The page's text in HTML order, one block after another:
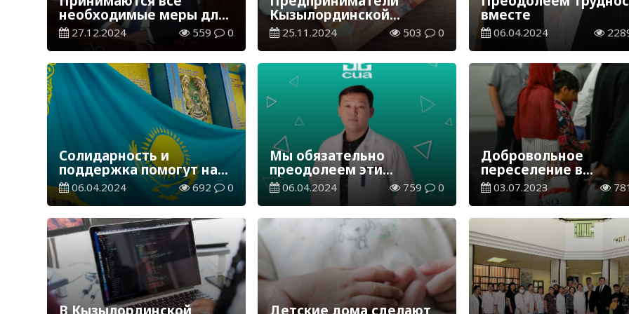
необходимые меры для
поддержки трудящихся
граждан
27.12.2024 559 0
Кызылординской
области сохранили
более 450 млн тенге
25.11.2024 503 0
вместе
06.04.2024
Солидарность и
поддержка помогут нам
преодолеть любые
вызовы
06.04.2024 692 0
Мы обязательно
преодолеем эти
трудности
06.04.2024 759 0
Добровольное
переселение в
трудодефицитные
регионы: какую
господдержку
03.07.2023
В Кызылординской
Детские дома сделают